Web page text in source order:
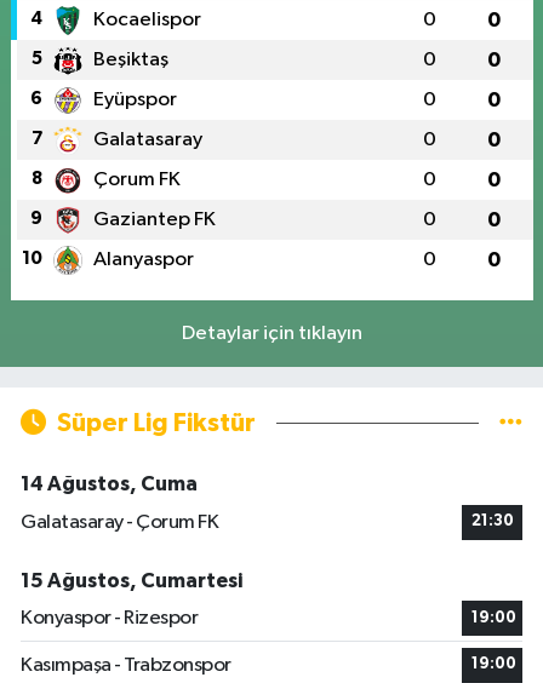
4 Kocaelispor 0 0
5 Beşiktaş 0 0
6 Eyüpspor 0 0
7 Galatasaray 0 0
8 Çorum FK 0 0
9 Gaziantep FK 0 0
10 Alanyaspor 0 0
Detaylar için tıklayın
Süper Lig Fikstür
14 Ağustos, Cuma
Galatasaray - Çorum FK
21:30
15 Ağustos, Cumartesi
Konyaspor - Rizespor
19:00
Kasımpaşa - Trabzonspor 19:00